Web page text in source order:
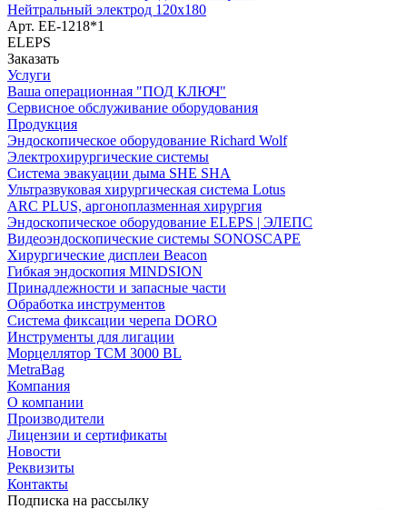
Нейтральный электрод 120х180
Арт. ЕЕ-1218*1
ELEPS
Заказать
Услуги
Ваша операционная "ПОД КЛЮЧ"
Сервисное обслуживание оборудования
Продукция
Эндоскопическое оборудование Richard Wolf
Электрохирургические системы
Система эвакуации дыма SHE SHA
Ультразвуковая хирургическая система Lotus
ARC PLUS, аргоноплазменная хирургия
Эндоскопическое оборудование ELEPS | ЭЛЕПС
Видеоэндоскопические системы SONOSCAPE
Хирургические дисплеи Beacon
Гибкая эндоскопия MINDSION
Принадлежности и запасные части
Обработка инструментов
Система фиксации черепа DORO
Инструменты для лигации
Морцеллятор ТСМ 3000 BL
MetraBag
Компания
О компании
Производители
Лицензии и сертификаты
Новости
Реквизиты
Контакты
Подписка на рассылку